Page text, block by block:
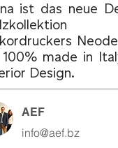
ist das neue
100% made in
Design.
AEF
info@aef.bz